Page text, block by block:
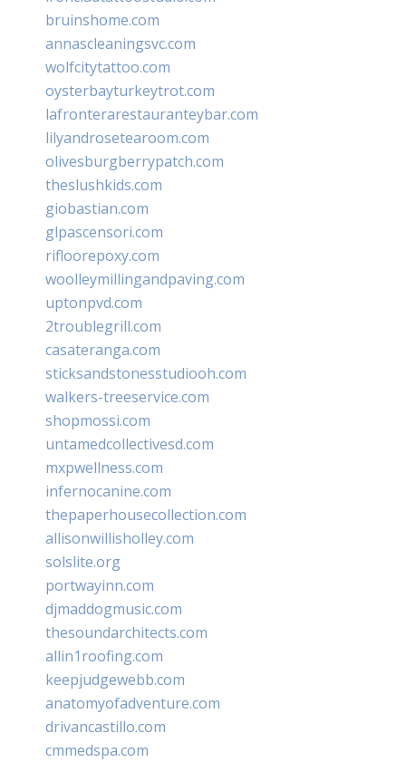
bruinshome.com
annascleaningsvc.com
wolfcitytattoo.com
oysterbayturkeytrot.com
lafronterarestauranteybar.com
lilyandrosetearoom.com
olivesburgberrypatch.com
theslushkids.com
giobastian.com
glpascensori.com
rifloorepoxy.com
woolleymillingandpaving.com
uptonpvd.com
2troublegrill.com
casateranga.com
sticksandstonesstudiooh.com
walkers-treeservice.com
shopmossi.com
untamedcollectivesd.com
mxpwellness.com
infernocanine.com
thepaperhousecollection.com
allisonwillisholley.com
solslite.org
portwayinn.com
djmaddogmusic.com
thesoundarchitects.com
allin1roofing.com
keepjudgewebb.com
anatomyofadventure.com
drivancastillo.com
cmmedspa.com